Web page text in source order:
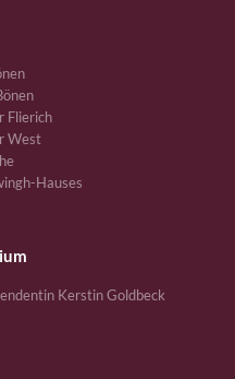
Flierich
West
Hauses
Kerstin Goldbeck